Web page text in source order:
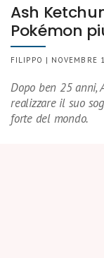
Ash
Pokémon
FILIPPO | NOVEMBRE
Dopo ben 25 anni,
realizzare il suo
forte del mondo.